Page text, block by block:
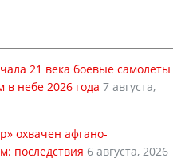
21 века боевые самолеты
небе 2026 года 7 августа,
охвачен афгано-
последствия 6 августа, 2026